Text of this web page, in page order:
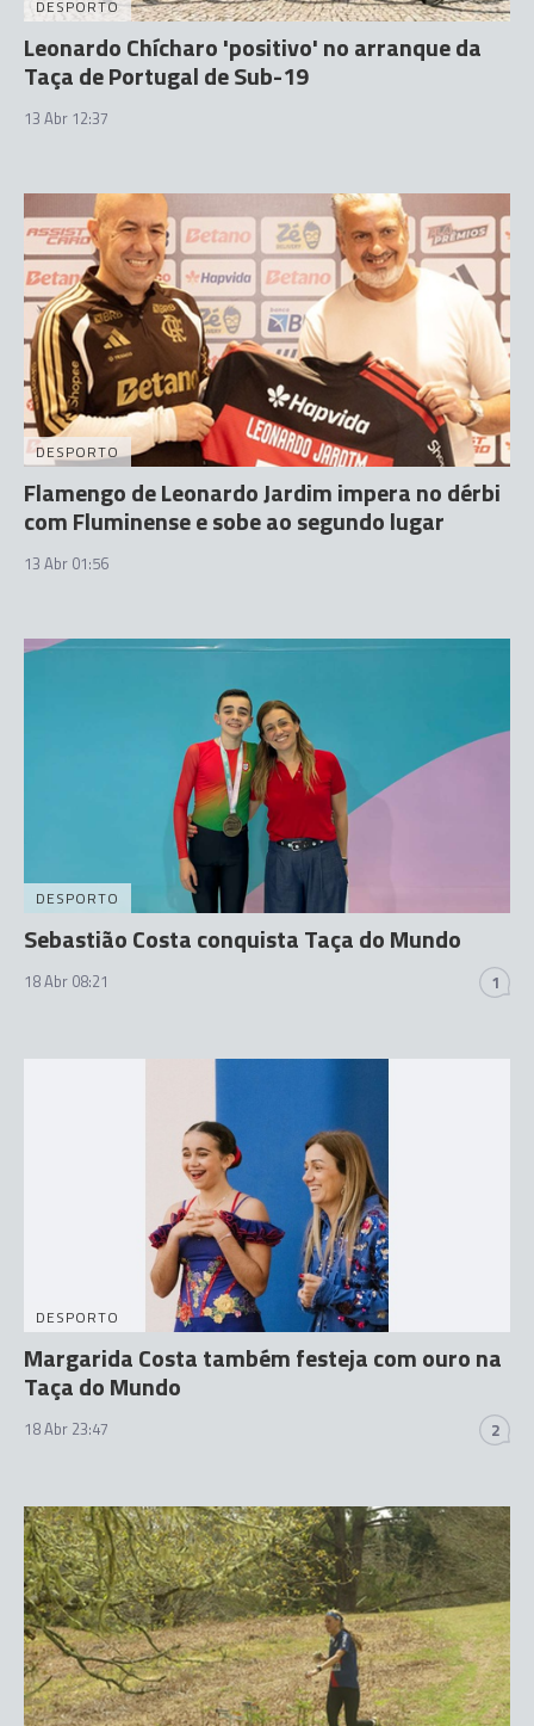
DESPORTO
Leonardo Chícharo 'positivo' no arranque da
Taça de Portugal de Sub-19
13 Abr 12:37
DESPORTO
Flamengo de Leonardo Jardim impera no dérbi
com Fluminense e sobe ao segundo lugar
13 Abr 01:56
DESPORTO
Sebastião Costa conquista Taça do Mundo
18 Abr 08:21 1
DESPORTO
Margarida Costa também festeja com ouro na
Taça do Mundo
18 Abr 23:47 2